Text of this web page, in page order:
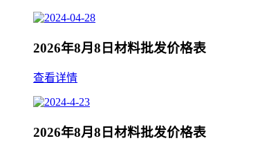
2026年8月8日材料批发价格表
查看详情
2026年8月8日材料批发价格表